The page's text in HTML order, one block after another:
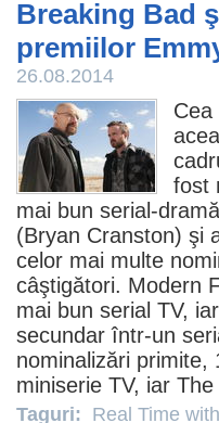
Breaking Bad
premiilor
26.08.2014
fost
mai bun serial-
(Bryan Cranston) şi
celor mai multe
câştigători. Modern
mai bun serial TV,
secundar într-un
nominalizări primite,
miniserie TV, iar The
Taguri: Real Time